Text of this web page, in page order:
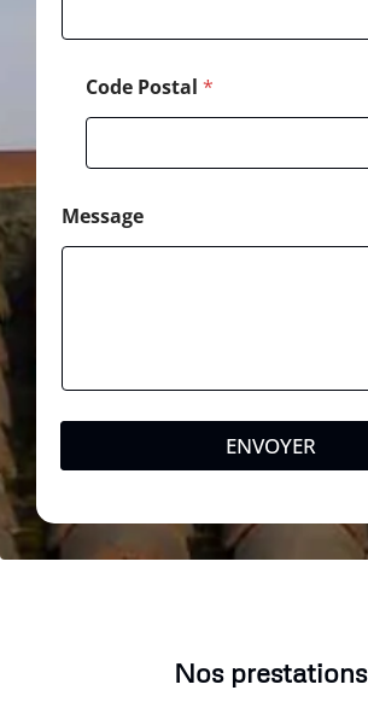
Code Postal *
Message
ENVOYER
Nos prestations